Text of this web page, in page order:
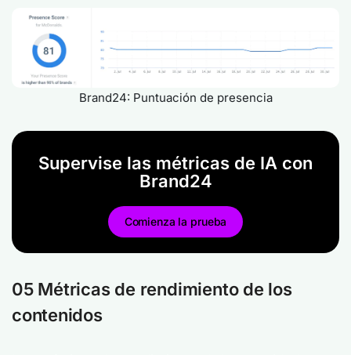
Brand24: Puntuación de presencia
Supervise las métricas de IA con
Brand24
Comienza la prueba
05 Métricas de rendimiento de los
contenidos